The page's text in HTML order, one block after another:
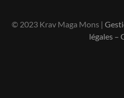
© 2023 Krav Maga Mons |
légales –